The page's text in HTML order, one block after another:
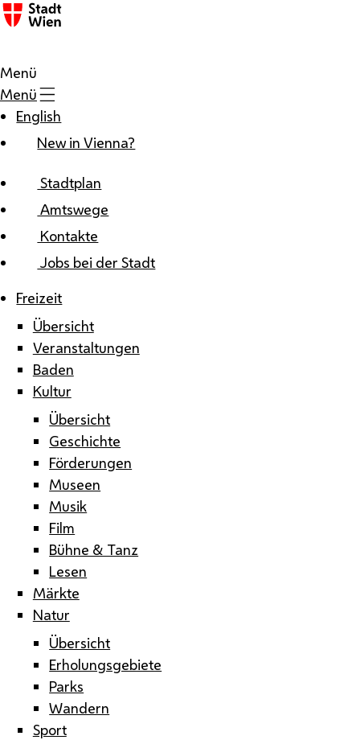
Zum Inhalt
Menü
Menü
English
New in Vienna?
Stadtplan
Amtswege
Kontakte
Jobs bei der Stadt
Freizeit
Übersicht
Veranstaltungen
Baden
Kultur
Übersicht
Geschichte
Förderungen
Museen
Musik
Film
Bühne & Tanz
Lesen
Märkte
Natur
Übersicht
Erholungsgebiete
Parks
Wandern
Sport